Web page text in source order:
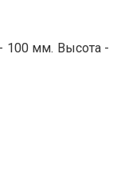
100 мм. Высота -